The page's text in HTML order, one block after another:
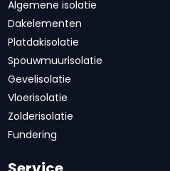
Algemene isolatie
Dakelementen
Platdakisolatie
Spouwmuurisolatie
Gevelisolatie
Vloerisolatie
Zolderisolatie
Fundering